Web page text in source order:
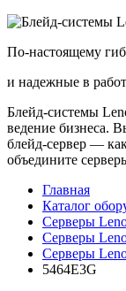
По-настоящему
и надежные в
Блейд-системы
ведение бизнеса.
блейд-сервер —
объедините
Главная
Каталог
Серверы
Серверы
Серверы
5464E3G